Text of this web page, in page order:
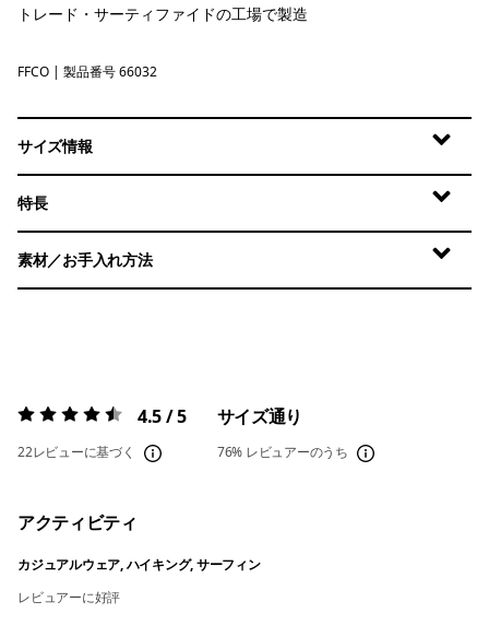
トレード・サーティファイドの工場で製造
Fitz Roy Foothills: Cover Green
FFCO | 製品番号 66032
サイズ情報
特長
素材／お手入れ方法
評価:4.5 / 5 4.5 / 5
22レビューに基づく
サイズ通り
76% レビュアーのうち
アクティビティ
カジュアルウェア, ハイキング, サーフィン
レビュアーに好評